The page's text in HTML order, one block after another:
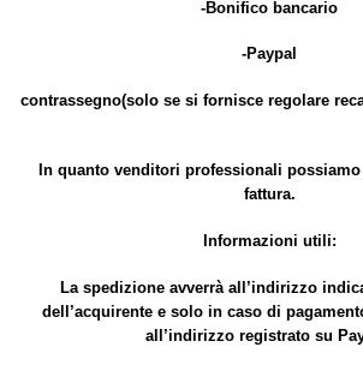
-Bonifico bancario
-Paypal
contrassegno(solo se si fornisce regolare
In quanto venditori professionali
fattura.
Informazioni utili:
La spedizione avverrà all’indirizzo
dell’acquirente e solo in caso di
all’indirizzo registrato su